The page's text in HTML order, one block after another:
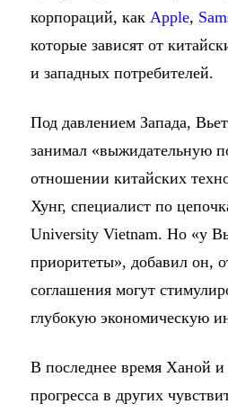
корпораций, как Apple,
которые зависят от
и западных потребителей.
Под давлением Запада,
занимал «выжидательную
отношении китайских
Хунг, специалист по
University Vietnam. Но «у
приоритеты», добавил он,
соглашения могут
глубокую экономическую
В последнее время Ханой
прогресса в других